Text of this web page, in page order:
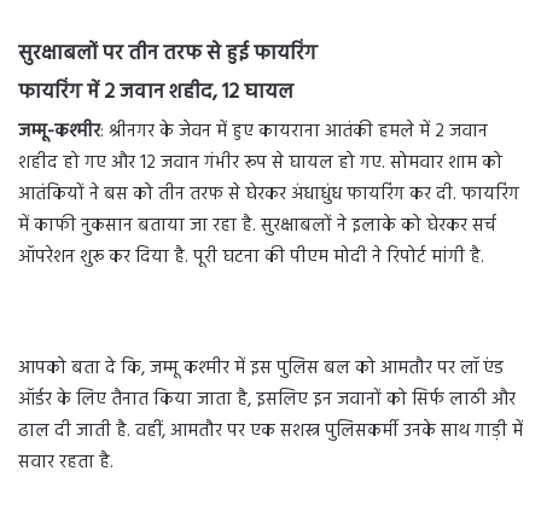
सुरक्षाबलों पर तीन तरफ से हुई फायरिंग
फायरिंग में 2 जवान शहीद, 12 घायल
जम्मू-कश्मीर: श्रीनगर के जेवन में हुए कायराना आतंकी हमले में 2 जवान
शहीद हो गए और 12 जवान गंभीर रूप से घायल हो गए. सोमवार शाम को
आतंकियों ने बस को तीन तरफ से घेरकर अंधाधुंध फायरिंग कर दी. फायरिंग
में काफी नुकसान बताया जा रहा है. सुरक्षाबलों ने इलाके को घेरकर सर्च
ऑपरेशन शुरू कर दिया है. पूरी घटना की पीएम मोदी ने रिपोर्ट मांगी है.
आपको बता दे कि, जम्मू कश्मीर में इस पुलिस बल को आमतौर पर लॉ एंड
ऑर्डर के लिए तैनात किया जाता है, इसलिए इन जवानों को सिर्फ लाठी और
ढाल दी जाती है. वहीं, आमतौर पर एक सशस्त्र पुलिसकर्मी उनके साथ गाड़ी में
सवार रहता है.